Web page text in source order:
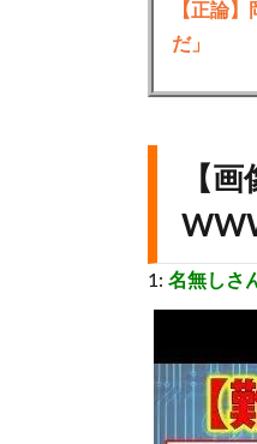
【正論
だ」
【
1: 名無しさ